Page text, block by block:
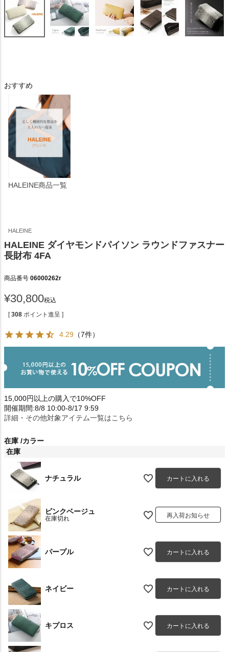
おすすめ
HALEINE商品一覧
HALEINE
HALEINE ダイヤモンドパイソン ラウンドファスナー
長財布 4FA
商品番号 06000262r
¥30,800税込
[ 308 ポイント進呈 ]
4.29 （7件）
15,000円以上の購入で10%OFF
開催期間:8/8 10:00-8/17 9:59
詳細・その他対象アイテム一覧はこちら
在庫 カラー
在庫
ナチュラル カートに入れる
ピンクベージュ
在庫切れ 再入荷お知らせ
パープル カートに入れる
ネイビー カートに入れる
キプロス カートに入れる